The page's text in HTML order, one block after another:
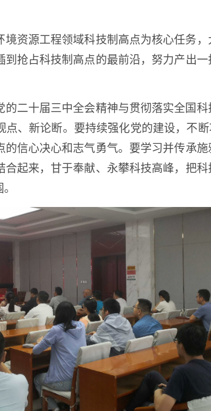
资源工程领域科技制高点为核心任务
抢占科技制高点的最前沿，努力产出
二十届三中全会精神与贯彻落实全国
、新论断。要持续强化党的建设，不
信心决心和志气勇气。要学习并传承
起来，甘于奉献、永攀科技高峰，把